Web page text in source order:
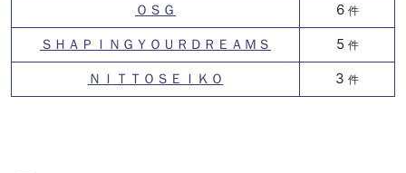
ＯＳＧ
6 件
ＳＨＡＰＩＮＧＹＯＵＲＤＲＥＡＭＳ 5 件
ＮＩＴＴＯＳＥＩＫＯ 3 件